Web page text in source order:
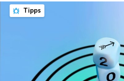
Tipps